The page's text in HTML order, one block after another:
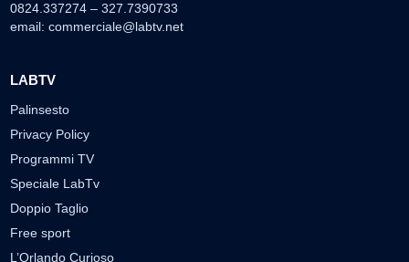
0824.337274 – 327.7390733
email: commerciale@labtv.net
LABTV
Palinsesto
Privacy Policy
Programmi TV
Speciale LabTv
Doppio Taglio
Free sport
L’Orlando Curioso